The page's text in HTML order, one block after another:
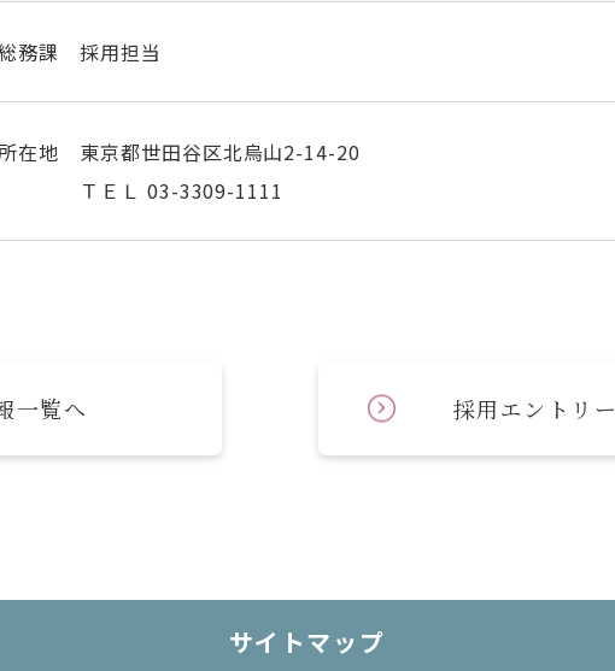
務課 採用担当
在地 東京都世田谷区北烏山2-14-20
ＥＬ 03-3309-1111
一覧へ 採用エントリー
サイトマップ